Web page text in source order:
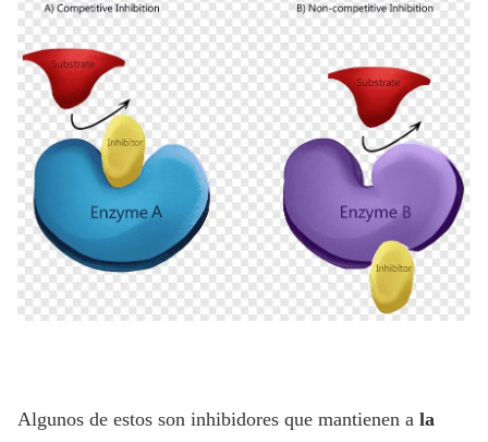
Algunos de estos son inhibidores que mantienen a la